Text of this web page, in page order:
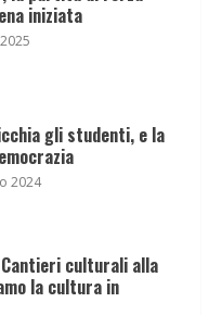
iniziata
gli studenti, e la
2024
culturali alla
la cultura in